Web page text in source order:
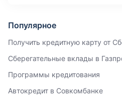
Популярное
Получить кредитную карту от
Сберегательные вклады в
Программы кредитования
Автокредит в Совкомбанке